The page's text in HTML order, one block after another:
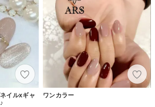
イルxギャ
♪
ワンカラー